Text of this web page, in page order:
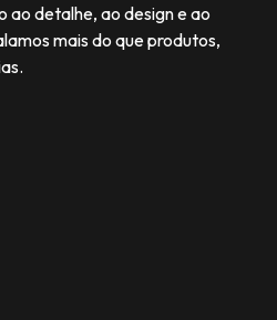
ao detalhe, ao design e ao
mais do que produtos,